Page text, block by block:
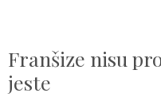
Franšize nisu
jeste